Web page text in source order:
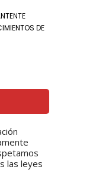
DE
las leyes